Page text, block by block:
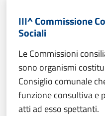
III^ Commissione
Sociali
Le Commissioni
sono organismi
Consiglio comunale
funzione consultiva e
atti ad esso spettanti.